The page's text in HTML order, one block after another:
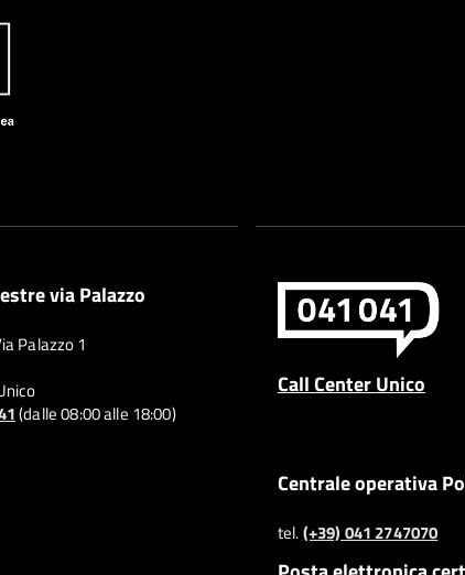
via Palazzo
Palazzo 1
(dalle 08:00 alle 18:00)
Call Center Unico
Centrale operativa
tel.(+39) 041 2747070